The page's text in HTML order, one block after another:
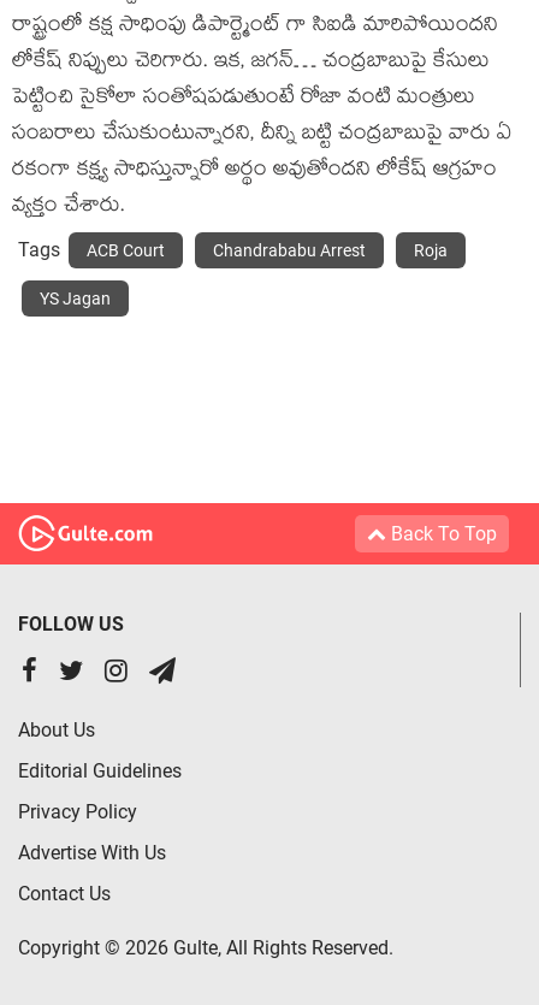
రాష్ట్రంలో కక్ష సాధింపు డిపార్ట్మెంట్ గా సిఐడి మారిపోయిందని
లోకేష్ నిప్పులు చెరిగారు. ఇక, జగన్… చంద్రబాబుపై కేసులు
పెట్టించి సైకోలా సంతోషపడుతుంటే రోజా వంటి మంత్రులు
సంబరాలు చేసుకుంటున్నారని, దీన్ని బట్టి చంద్రబాబుపై వారు ఏ
రకంగా కక్ష్య సాధిస్తున్నారో అర్థం అవుతోందని లోకేష్ ఆగ్రహం
వ్యక్తం చేశారు.
Tags ACB Court Chandrababu Arrest Roja
YS Jagan
Back To Top
FOLLOW US
About Us
Editorial Guidelines
Privacy Policy
Advertise With Us
Contact Us
Copyright © 2026 Gulte, All Rights Reserved.